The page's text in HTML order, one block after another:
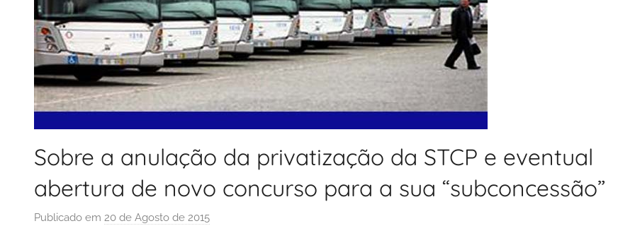
Sobre a anulação da privatização da STCP e eventual
abertura de novo concurso para a sua “subconcessão”
Publicado em 20 de Agosto de 2015